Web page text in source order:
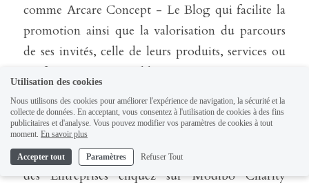
comme Arcare Concept - Le Blog qui facilite la
promotion ainsi que la valorisation du parcours
de ses invités, celle de leurs produits, services ou
professions sans oublier que nos contenus
entre les professionnels. Enfin ce qui fait la
spécificité du média Arcare Concept - Le Blog
c'est notre politique RSE (Responsabilité Sociale
des Entreprises cliquez sur Modibo Charity
Utilisation des cookies
Nous utilisons des cookies pour améliorer l'expérience de navigation, la sécurité et la
collecte de données. En acceptant, vous consentez à l'utilisation de cookies à des fins
publicitaires et d'analyse. Vous pouvez modifier vos paramètres de cookies à tout
moment. En savoir plus
Accepter tout Paramètres Refuser Tout